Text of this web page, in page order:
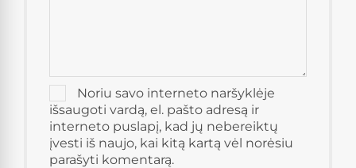
Noriu savo interneto naršyklėje
išsaugoti vardą, el. pašto adresą ir
interneto puslapį, kad jų nebereiktų
įvesti iš naujo, kai kitą kartą vėl norėsiu
parašyti komentarą.